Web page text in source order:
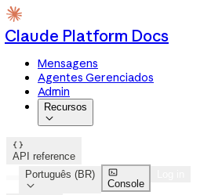
Claude Platform Docs
Mensagens
Agentes Gerenciados
Admin
Recursos


API reference
Português (BR)


Console